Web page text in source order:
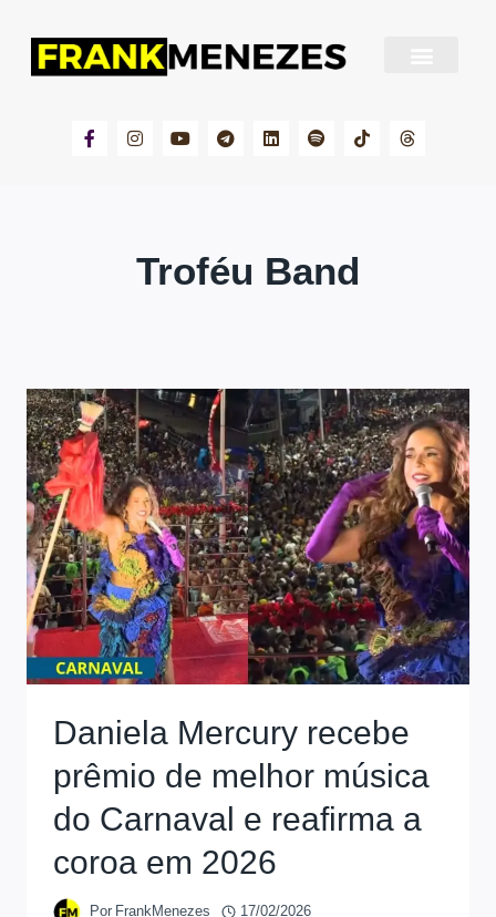
Troféu Band
Daniela Mercury recebe
prêmio de melhor música
do Carnaval e reafirma a
coroa em 2026
Por FrankMenezes 17/02/2026